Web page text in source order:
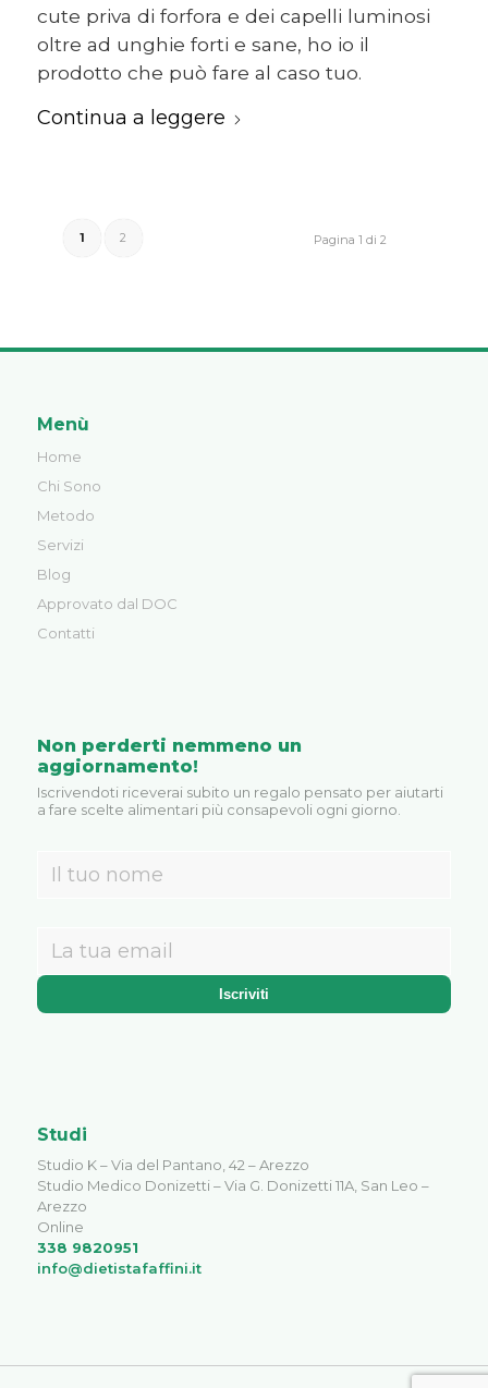
cute priva di forfora e dei capelli luminosi
oltre ad unghie forti e sane, ho io il
prodotto che può fare al caso tuo.
Continua a leggere
Pagina 1 di 2
1 2
Menù
Home
Chi Sono
Metodo
Servizi
Blog
Approvato dal DOC
Contatti
Non perderti nemmeno un
aggiornamento!
Iscrivendoti riceverai subito un regalo pensato per aiutarti
a fare scelte alimentari più consapevoli ogni giorno.
Studi
Studio K – Via del Pantano, 42 – Arezzo
Studio Medico Donizetti – Via G. Donizetti 11A, San Leo –
Arezzo
Online
338 9820951
info@dietistafaffini.it